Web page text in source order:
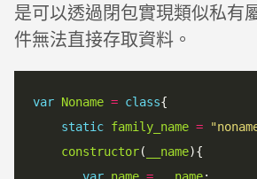
是可以透過閉包實現類似私有
件無法直接存取資料。
var Noname = class{
static family_name =
constructor( __name){